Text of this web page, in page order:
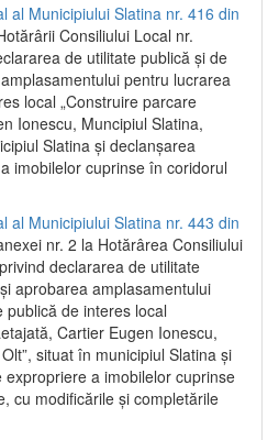
al Municipiului Slatina nr. 416 din
Consiliului Local nr.
de utilitate publică și de
pentru lucrarea
local „Construire parcare
Ionescu, Muncipiul Slatina,
Slatina și declanșarea
imobilelor cuprinse în coridorul
al Municipiului Slatina nr. 443 din
nr. 2 la Hotărârea Consiliului
declararea de utilitate
aprobarea amplasamentului
de interes local
Cartier Eugen Ionescu,
situat în municipiul Slatina şi
a imobilelor cuprinse
cu modificările şi completările